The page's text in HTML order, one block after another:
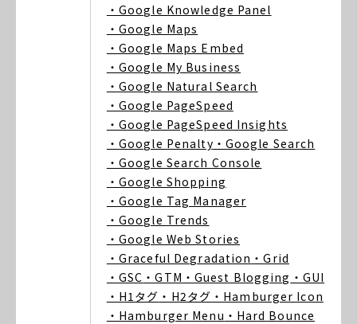
・Google Knowledge Panel
・Google Maps
・Google Maps Embed
・Google My Business
・Google Natural Search
・Google PageSpeed
・Google PageSpeed Insights
・Google Penalty ・Google Search
・Google Search Console
・Google Shopping
・Google Tag Manager
・Google Trends
・Google Web Stories
・Graceful Degradation ・Grid
・GSC ・GTM ・Guest Blogging ・GUI
・H1タグ ・H2タグ ・Hamburger Icon
・Hamburger Menu ・Hard Bounce